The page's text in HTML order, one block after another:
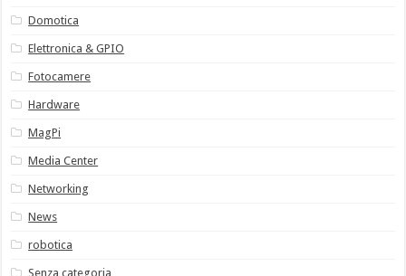
Domotica
Elettronica & GPIO
Fotocamere
Hardware
MagPi
Media Center
Networking
News
robotica
Senza categoria